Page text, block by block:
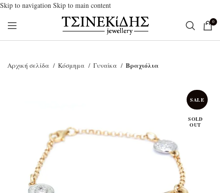
Skip to navigation Skip to main content
0
Αρχική σελίδα Κόσμημα Γυναίκα Βραχιόλια
SALE
SOLD
OUT